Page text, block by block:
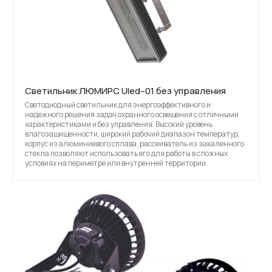
Светильник ЛЮМИРС Uled–01 без управления
Светодиодный светильник для энергоэффективного и
надежного решения задач охранного освещения с отличными
характеристиками и без управления. Высокий уровень
влагозащищенности, широкий рабочий диапазон температур,
корпус из алюминиевого сплава, рассеиватель из закаленного
стекла позволяют использовать его для работы в сложных
условиях на периметре или внутренней территории.